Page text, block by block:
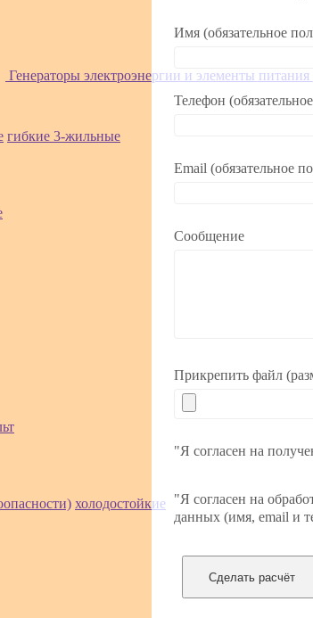
Генераторы электроэнергии и элементы питания
гибкие 3-жильные
холодостойкие
Имя (обязательное
Телефон
Email (обязательное
Сообщение
Прикрепить файл
"Я согласен на
"Я согласен на
данных (имя, email и
Сделать расчёт